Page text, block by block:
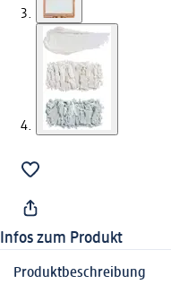
Infos zum Produkt
Produktbeschreibung